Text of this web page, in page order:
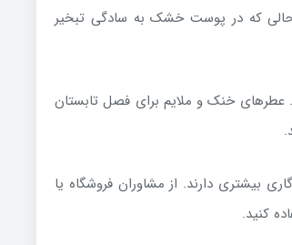
که در پوست خشک به سادگی تبخیر
عطرهای خنک و ملایم برای فصل تابستان
بیشتری دارند. از مشاوران فروشگاه یا
کنید.